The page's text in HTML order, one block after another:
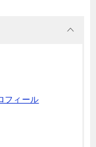
フィール